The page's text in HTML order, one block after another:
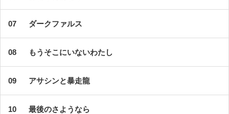
ダークファルス
もうそこにいないわたし
アサシンと暴走龍
最後のさようなら